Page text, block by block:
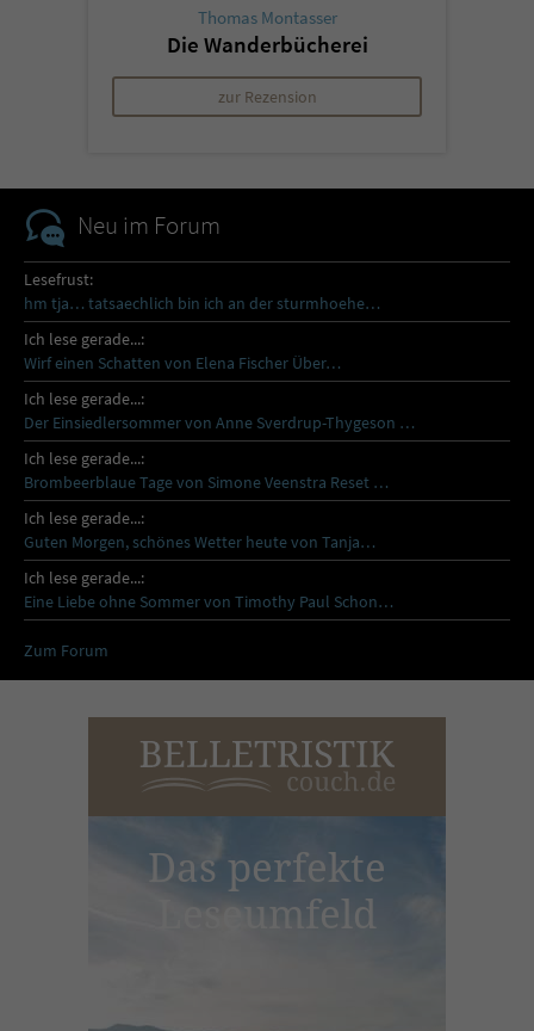
Thomas Montasser
Die Wanderbücherei
zur Rezension
Neu im Forum
Lesefrust:
hm tja… tatsaechlich bin ich an der sturmhoehe…
Ich lese gerade...:
Wirf einen Schatten von Elena Fischer Über…
Ich lese gerade...:
Der Einsiedlersommer von Anne Sverdrup-Thygeson …
Ich lese gerade...:
Brombeerblaue Tage von Simone Veenstra Reset …
Ich lese gerade...:
Guten Morgen, schönes Wetter heute von Tanja…
Ich lese gerade...:
Eine Liebe ohne Sommer von Timothy Paul Schon…
Zum Forum
Das perfekte
Leseumfeld